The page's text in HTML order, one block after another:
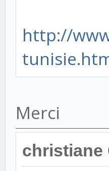
http://
Merci
christiane